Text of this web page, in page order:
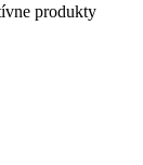
produkty